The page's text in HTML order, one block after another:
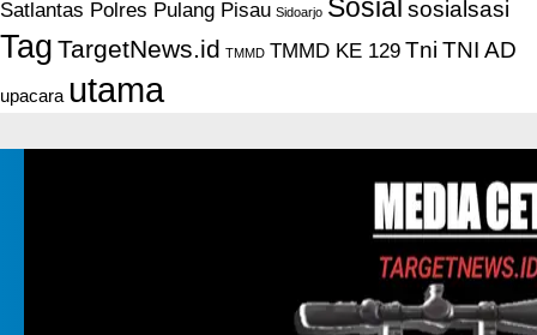
Satlantas Polres Pulang Pisau Sidoarjo Sosial sosialsasi
Tag TargetNews.id TMMD TMMD KE 129 Tni TNI AD
upacara utama